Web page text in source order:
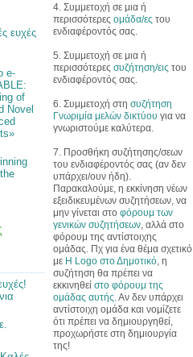
ευχές
e-
of
Novel
4. Συμμετοχή σε μια ή
περισσότερες ομάδα/ες του
ενδιαφέροντός σας.
5. Συμμετοχή σε μια ή
περισσότερες συζήτηση/εις του
ενδιαφέροντός σας.
6. Συμμετοχή στη συζήτηση
Γνωριμία μελών δικτύου για να
γνωριστούμε καλύτερα.
7. Προσθήκη συζήτησης/σεων
του ενδιαφέροντός σας (αν δεν
υπάρχει/ουν ήδη).
Παρακαλούμε, η εκκίνηση νέων
εξειδικευμένων συζητήσεων, να
μην γίνεται στο φόρουμ των
γενικών συζητήσεων, αλλά στο
φόρουμ της αντίστοιχης
ομάδας. Πχ για ένα θέμα σχετικό
με Η Logo στο Δημοτικό, η
συζήτηση θα πρέπει να
εκκινηθεί στο φόρουμ της
ομάδας αυτής. Αν δεν υπάρχει
αντίστοιχη ομάδα και νομίζετε
ότι πρέπει να δημιουργηθεί,
προχωρήστε στη δημιουργία
της!